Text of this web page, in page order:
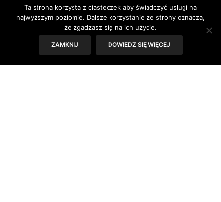
często chcemy, aby to pomieszczenie było
urządzone w sposób przyjemny i
komfortowy. Krzesła do salonu mają w tym
procesie niebagatelne znaczenie.
Ta strona korzysta z ciasteczek aby świadczyć usługi na
najwyższym poziomie. Dalsze korzystanie ze strony oznacza,
że zgadzasz się na ich użycie.
ZAMKNIJ DOWIEDZ SIĘ WIĘCEJ